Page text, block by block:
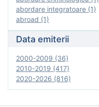
abordare integratoare (1)
abroad (1)
Data emiterii
2000-2009 (36)
2010-2019 (417)
2020-2026 (816)